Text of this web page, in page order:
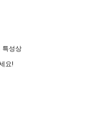
특성상
요!